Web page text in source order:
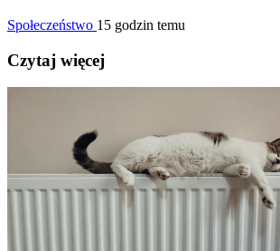
Społeczeństwo 15 godzin temu
Czytaj więcej